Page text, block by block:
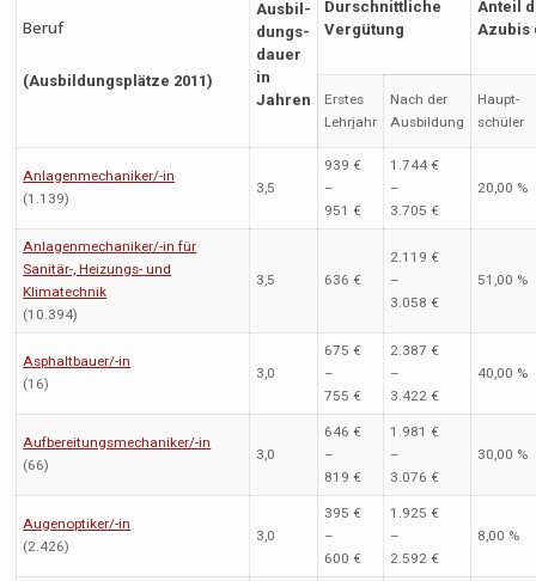
Beruf
(Ausbildungsplätze 2011)
Ausbil-
dungs-
dauer
in
Jahren
Durschnittliche
Vergütung
Anteil
Azubis
Erstes
Lehrjahr
Nach der
Ausbildung
Haupt-
schüler
Anlagenmechaniker/-in
(1.139)
3,5
939 €
–
951 €
1.744 €
–
3.705 €
20,00 %
Anlagenmechaniker/-in für
Sanitär-, Heizungs- und
Klimatechnik
(10.394)
3,5 636 €
2.119 €
–
3.058 €
51,00 %
Asphaltbauer/-in
(16)
3,0
675 €
–
755 €
2.387 €
–
3.422 €
40,00 %
Aufbereitungsmechaniker/-in
(66)
3,0
646 €
–
819 €
1.981 €
–
3.076 €
30,00 %
Augenoptiker/-in
(2.426)
3,0
395 €
–
600 €
1.925 €
–
2.592 €
8,00 %